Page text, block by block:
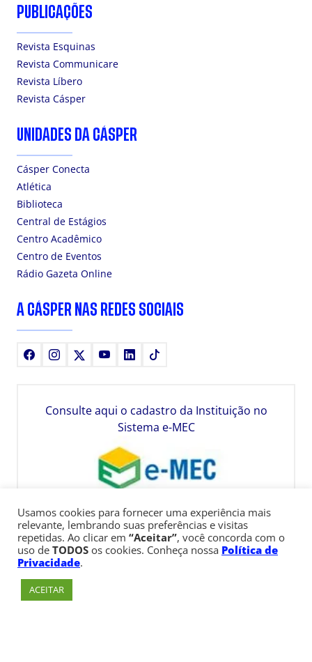
PUBLICAÇÕES
Revista Esquinas
Revista Communicare
Revista Líbero
Revista Cásper
UNIDADES DA CÁSPER
Cásper Conecta
Atlética
Biblioteca
Central de Estágios
Centro Acadêmico
Centro de Eventos
Rádio Gazeta Online
A CÁSPER NAS REDES SOCIAIS
FacebookInstagram YoutubeLinkedIn
Consulte aqui o cadastro da Instituição no
Sistema e-MEC
Usamos cookies para fornecer uma experiência mais
relevante, lembrando suas preferências e visitas
repetidas. Ao clicar em “Aceitar”, você concorda com o
uso de TODOS os cookies. Conheça nossa Política de
Privacidade.
ACEITAR